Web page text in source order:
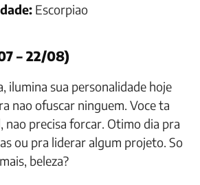
Escorpiao
– 22/08)
ilumina sua personalidade hoje
nao ofuscar ninguem. Voce ta
nao precisa forcar. Otimo dia pra
ou pra liderar algum projeto. So
beleza?